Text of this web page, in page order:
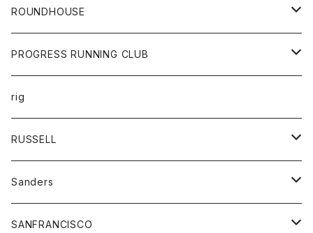
カーディガン
ニット
ショートパンツ
パンツ
レディース
カットソー
コート
ボトム
ROUNDHOUSE
エプロン
キッズ
オーバーオール
ボトム
ペインターパンツ
PROGRESS RUNNING CLUB
トップス
Tシャツ
グッズ
帽子
rig
RUSSELL
アウター
コート
スカート
Sanders
グッズ
SANFRANCISCO